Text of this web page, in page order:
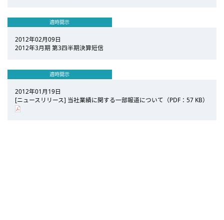
適時開示
2012年02月09日
2012年3月期 第3四半期決算短信
適時開示
2012年01月19日
[ニュースリリース] 当社業績に関する一部報道について（PDF：57 KB）